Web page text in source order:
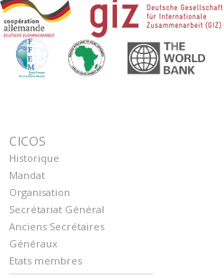
CICOS
Historique
Mandat
Organisation
Secrétariat Général
Anciens Secrétaires
Généraux
Etats membres